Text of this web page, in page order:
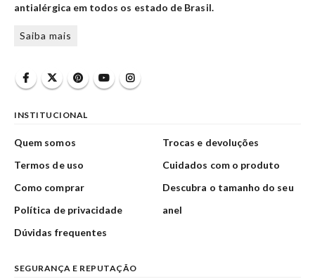
antialérgica em todos os estado de Brasil.
Saiba mais
INSTITUCIONAL
Quem somos
Termos de uso
Como comprar
Política de privacidade
Dúvidas frequentes
Trocas e devoluções
Cuidados com o produto
Descubra o tamanho do seu
anel
SEGURANÇA E REPUTAÇÃO